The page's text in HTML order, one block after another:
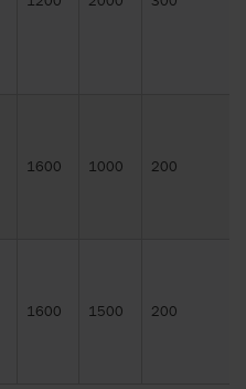
1600 1000 200
1600 1500 200